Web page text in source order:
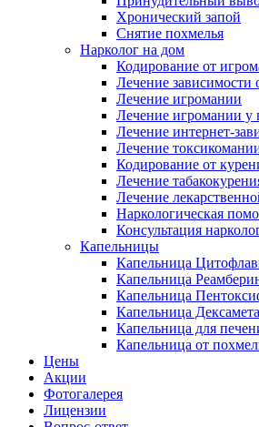
Хронический запой
Снятие похмелья
Нарколог на дом
Кодирование от
Лечение зависимости
Лечение игромании
Лечение игромании у
Лечение интернет-
Лечение
Кодирование от
Лечение
Лечение
Наркологическая
Консультация
Капельницы
Капельница
Капельница
Капельница
Капельница
Капельница для
Капельница от
Цены
Акции
Фотогалерея
Лицензии